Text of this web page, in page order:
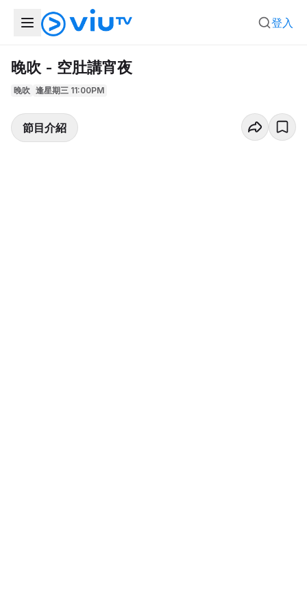
登入
晚吹 - 空肚講宵夜
晚吹 逢星期三 11:00PM
節目介紹